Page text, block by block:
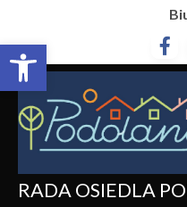
Otwórz pasek
RADA OSIEDLA